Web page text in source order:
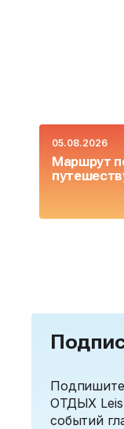
05.08.2026
Маршрут
ОТДЫХ
событий